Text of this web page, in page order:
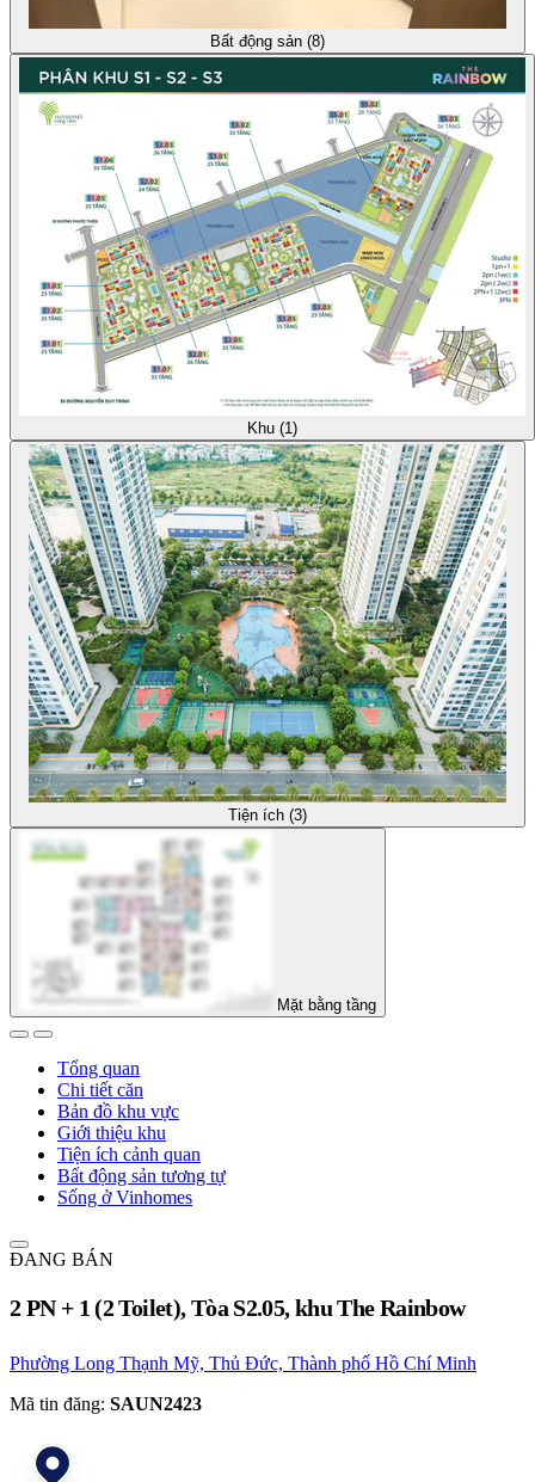
Bất động sản (8)
Khu (1)
Tiện ích (3)
Mặt bằng tầng
Tổng quan
Chi tiết căn
Bản đồ khu vực
Giới thiệu khu
Tiện ích cảnh quan
Bất động sản tương tự
Sống ở Vinhomes
ĐANG BÁN
2 PN + 1 (2 Toilet), Tòa S2.05, khu The Rainbow
Phường Long Thạnh Mỹ, Thủ Đức, Thành phố Hồ Chí Minh
Mã tin đăng: SAUN2423